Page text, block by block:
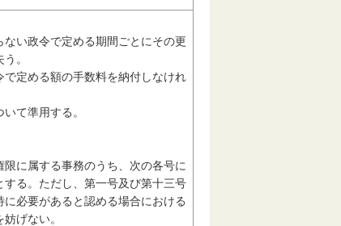
い政令で定める期間ごとにその更
。
定める額の手数料を納付しなけれ
て準用する。
に属する事務のうち、次の各号に
る。ただし、第一号及び第十三号
必要があると認める場合における
げない。